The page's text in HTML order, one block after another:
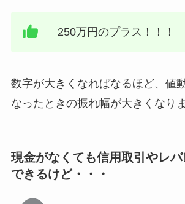
250万円のプラス！！！
数字が大きくなればなるほど、値
なったときの振れ幅が大きくなりま
現金がなくても信用取引やレ
できるけど・・・